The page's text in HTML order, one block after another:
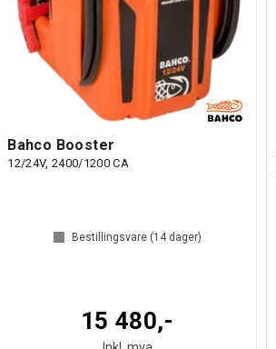
Bahco Booster
12/24V, 2400/1200 CA
Bestillingsvare (14dager)
15 480,-